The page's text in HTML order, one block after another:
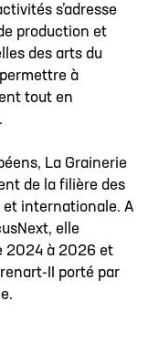
s’adresse
production et
des arts du
à
tout en
La Grainerie
de la filière des
et internationale. A
elle
2024 à 2026 et
II porté par